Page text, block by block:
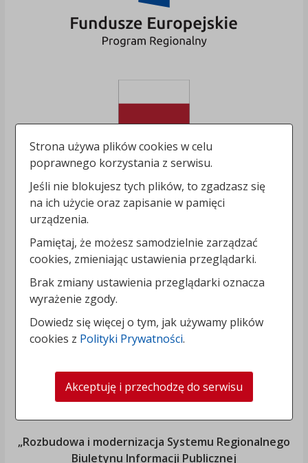
„Rozbudowa i modernizacja Systemu Regionalnego
Biuletynu Informacji Publicznej
Strona używa plików cookies w celu
poprawnego korzystania z serwisu.
Jeśli nie blokujesz tych plików, to zgadzasz się
na ich użycie oraz zapisanie w pamięci
urządzenia.
Pamiętaj, że możesz samodzielnie zarządzać
cookies, zmieniając ustawienia przeglądarki.
Brak zmiany ustawienia przeglądarki oznacza
wyrażenie zgody.
Dowiedz się więcej o tym, jak używamy plików
cookies z Polityki Prywatności.
Akceptuję i przechodzę do serwisu